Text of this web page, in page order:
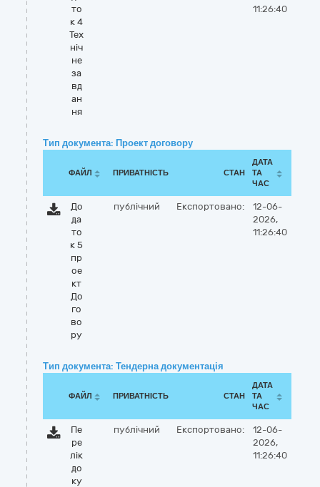
то
к 4
Тех
ніч
не
за
вд
ан
ня
11:26:40
Тип документа: Проект договору
ФАЙЛ ПРИВАТНІСТЬ СТАН
ДАТА
ТА
ЧАС
До
да
то
к 5
пр
ое
кт
До
го
во
ру
публічний Експортовано:
12-06-
2026,
11:26:40
Тип документа: Тендерна документація
ФАЙЛ ПРИВАТНІСТЬ СТАН
ДАТА
ТА
ЧАС
Пе
ре
лік
до
ку
публічний Експортовано:
12-06-
2026,
11:26:40